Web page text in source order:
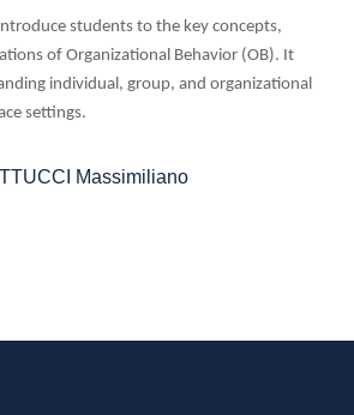
students to the key concepts,
of Organizational Behavior (OB). It
individual, group, and organizational
settings.
Massimiliano